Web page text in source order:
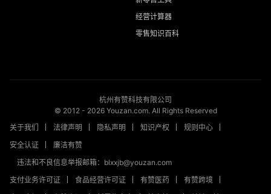
经营计算器
零售知识百科
杭州有赞科技有限公司
© 2012 - 2026Youzan.com. All Rights Reserved
关于我们
法律声明 隐私声明 知识产权
规则中心
安全认证
廉洁有赞
违法和不良信息举报邮箱：blxxjb@youzan.com
支付业务许可证
食品经营许可证 有赞医药
有赞跨境